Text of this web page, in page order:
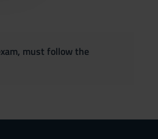
must follow the